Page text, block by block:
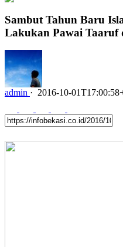
Sambut Tahun Baru
Lakukan Pawai Taaruf
admin · 2016-10-